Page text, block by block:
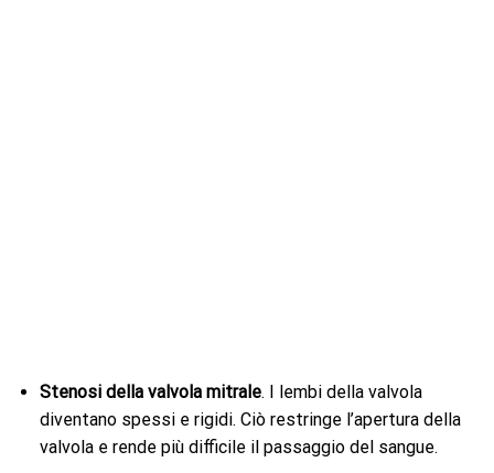
Stenosi della valvola mitrale. I lembi della valvola
diventano spessi e rigidi. Ciò restringe l’apertura della
valvola e rende più difficile il passaggio del sangue.